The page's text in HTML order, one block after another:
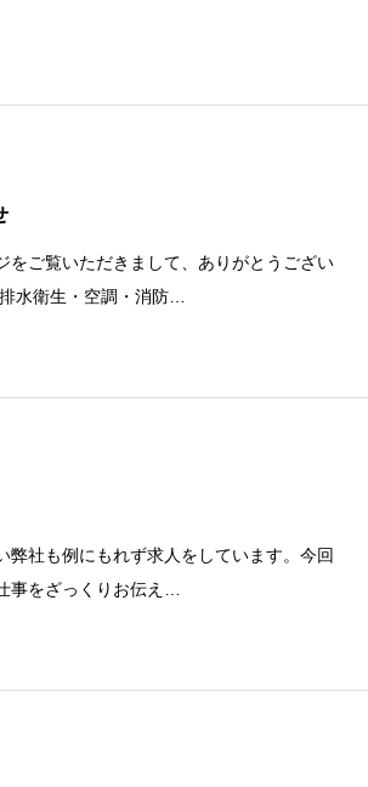
をご覧いただきまして、ありがとうござい
水衛生・空調・消防…
弊社も例にもれず求人をしています。今回
事をざっくりお伝え…